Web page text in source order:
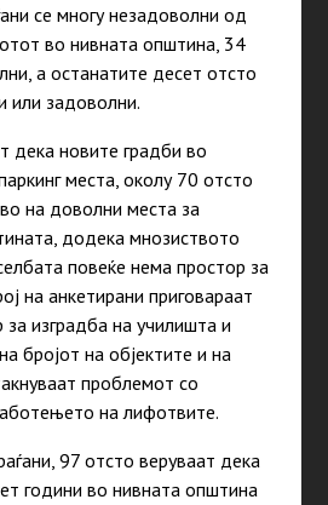
се многу незадоволни од
во нивната општина, 34
а останатите десет отсто
или задоволни.
дека новите градби во
места, околу 70 отсто
на доволни места за
додека мнозиството
повеќе нема простор за
на анкетирани приговараат
изградба на училишта и
бројот на објектите и на
проблемот со
на лифотвите.
97 отсто веруваат дека
години во нивната општина